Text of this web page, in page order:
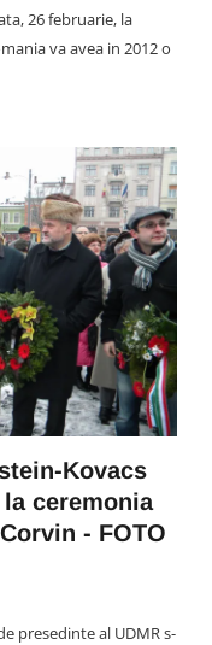
26 februarie, la
va avea in 2012 o
Kovacs
ceremonia
- FOTO
presedinte al UDMR s-